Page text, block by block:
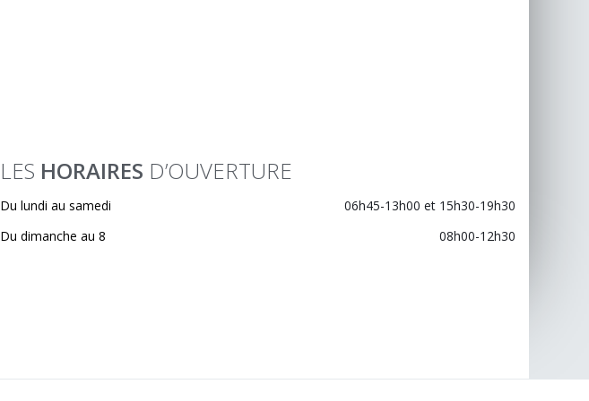
LES HORAIRES D’OUVERTURE
Du lundi au samedi
06h45-13h00 et 15h30-19h30
Du dimanche au 8
08h00-12h30